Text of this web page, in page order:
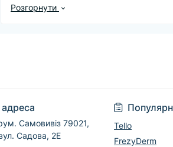
виготовлення та рекомендації
DentLine Group допоможе
по Україні. Скористайтеся
Розгорнути
Самовивіз 79021,
Садова, 2Е
Tello
FrezyDerm